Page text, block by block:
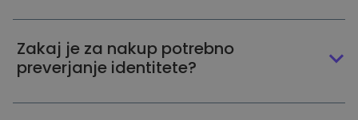
Zakaj je za nakup potrebno
preverjanje identitete?